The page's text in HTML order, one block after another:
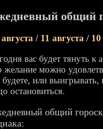
общий
/ 11 августа /
вас будет тянуть
желание можно
или выигрывать,
остановиться.
общий